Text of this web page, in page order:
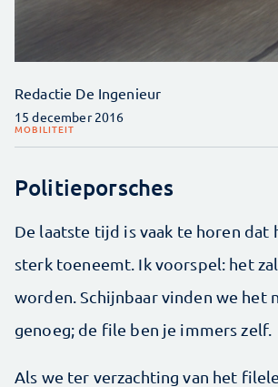
Redactie De Ingenieur
15 december 2016
MOBILITEIT
Politieporsches
De laatste tijd is vaak te horen dat
sterk toeneemt. Ik voorspel: het
worden. Schijnbaar vinden we het
genoeg; de file ben je immers zelf.
Als we ter verzachting van het